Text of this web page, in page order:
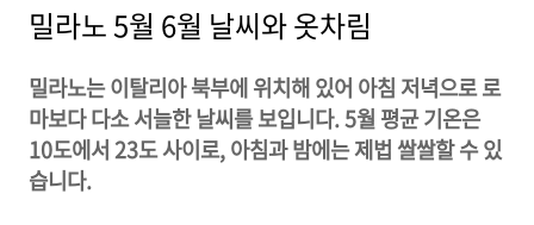
밀라노 5월 6월 날씨와 옷차림
밀라노는 이탈리아 북부에 위치해 있어 아침 저녁으로 로
마보다 다소 서늘한 날씨를 보입니다. 5월 평균 기온은
10도에서 23도 사이로, 아침과 밤에는 제법 쌀쌀할 수 있
습니다.